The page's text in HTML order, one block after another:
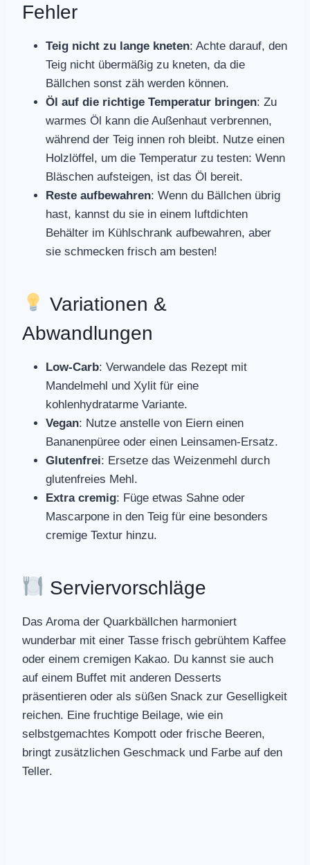
Fehler
Teig nicht zu lange kneten: Achte darauf, den
Teig nicht übermäßig zu kneten, da die
Bällchen sonst zäh werden können.
Öl auf die richtige Temperatur bringen: Zu
warmes Öl kann die Außenhaut verbrennen,
während der Teig innen roh bleibt. Nutze einen
Holzlöffel, um die Temperatur zu testen: Wenn
Bläschen aufsteigen, ist das Öl bereit.
Reste aufbewahren: Wenn du Bällchen übrig
hast, kannst du sie in einem luftdichten
Behälter im Kühlschrank aufbewahren, aber
sie schmecken frisch am besten!
Variationen &
Abwandlungen
Low-Carb: Verwandele das Rezept mit
Mandelmehl und Xylit für eine
kohlenhydratarme Variante.
Vegan: Nutze anstelle von Eiern einen
Bananenpüree oder einen Leinsamen-Ersatz.
Glutenfrei: Ersetze das Weizenmehl durch
glutenfreies Mehl.
Extra cremig: Füge etwas Sahne oder
Mascarpone in den Teig für eine besonders
cremige Textur hinzu.
Serviervorschläge
Das Aroma der Quarkbällchen harmoniert
wunderbar mit einer Tasse frisch gebrühtem Kaffee
oder einem cremigen Kakao. Du kannst sie auch
auf einem Buffet mit anderen Desserts
präsentieren oder als süßen Snack zur Geselligkeit
reichen. Eine fruchtige Beilage, wie ein
selbstgemachtes Kompott oder frische Beeren,
bringt zusätzlichen Geschmack und Farbe auf den
Teller.